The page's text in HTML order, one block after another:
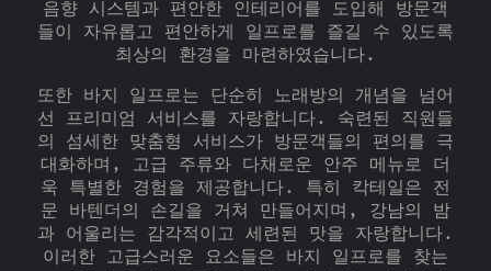
음향 시스템과 편안한 인테리어를 도입해 방문객
들이 자유롭고 편안하게 일프로를 즐길 수 있도록
최상의 환경을 마련하였습니다.
또한 바지 일프로는 단순히 노래방의 개념을 넘어
선 프리미엄 서비스를 자랑합니다. 숙련된 직원들
의 섬세한 맞춤형 서비스가 방문객들의 편의를 극
대화하며, 고급 주류와 다채로운 안주 메뉴로 더
욱 특별한 경험을 제공합니다. 특히 칵테일은 전
문 바텐더의 손길을 거쳐 만들어지며, 강남의 밤
과 어울리는 감각적이고 세련된 맛을 자랑합니다.
이러한 고급스러운 요소들은 바지 일프로를 찾는